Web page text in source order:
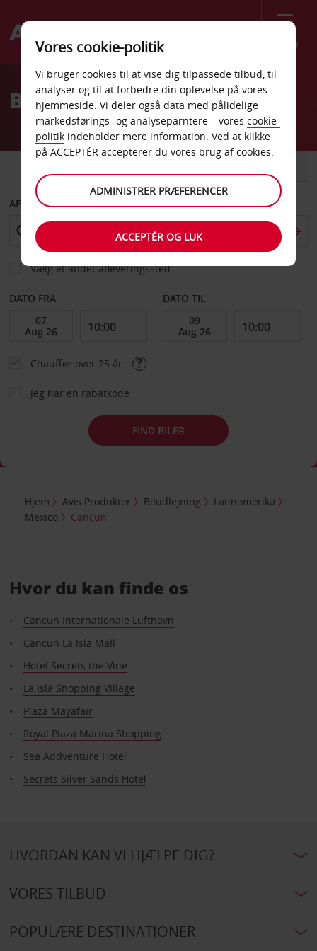
Menu
Welcome
AvisBilleje Cancun
AFHENT FRA
Vælg et andet afleveringssted
DATO FRA DATO TIL
Chauffør over 25 år
Jeg har en rabatkode
FIND BILER
Hjem Avis Produkter Biludlejning
Latinamerika
Mexico
Cancun
Hvor du kan finde os
Cancun Internationale Lufthavn
Cancun La Isla Mall
Hotel Secrets the Vine
La Isla Shopping Village
Plaza Mayafair
Royal Plaza Marina Shopping
Sea Addventure Hotel
Secrets Silver Sands Hotel
HVORDAN KAN VI HJÆLPE DIG?
VORES TILBUD
POPULÆRE DESTINATIONER
Vores cookie-politik
Vi bruger cookies til at vise dig tilpassede tilbud, til
analyser og til at forbedre din oplevelse på vores
hjemmeside. Vi deler også data med pålidelige
markedsførings- og analyseparntere – vores cookie-
politik indeholder mere information. Ved at klikke
på ACCEPTÉR accepterer du vores brug af cookies.
ADMINISTRER PRÆFERENCER
ACCEPTÉR OG LUK